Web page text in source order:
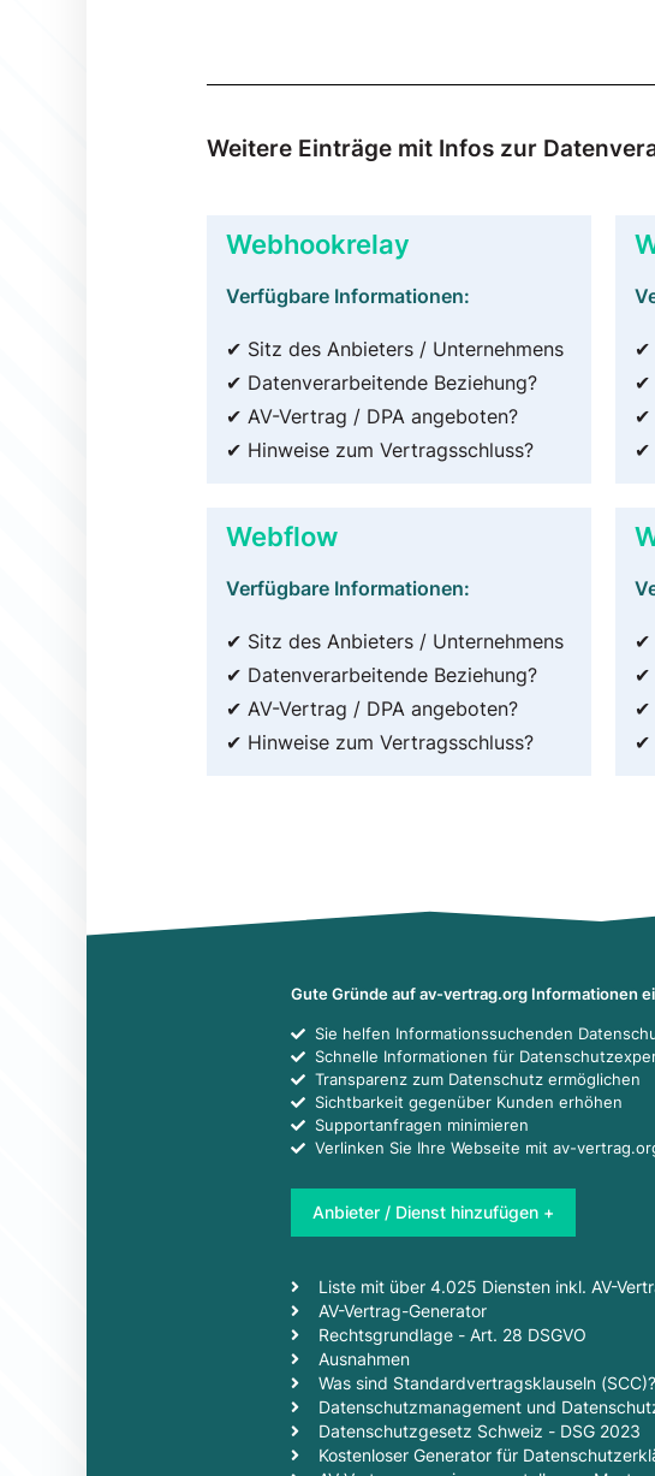
Weitere Einträge mit Infos zur
Webhookrelay
Verfügbare Informationen:
✔ Sitz des Anbieters / Unternehmens
✔ Datenverarbeitende Beziehung?
✔ AV-Vertrag / DPA angeboten?
✔ Hinweise zum Vertragsschluss?
✔
✔
✔
✔
Webflow
Verfügbare Informationen:
✔ Sitz des Anbieters / Unternehmens
✔ Datenverarbeitende Beziehung?
✔ AV-Vertrag / DPA angeboten?
✔ Hinweise zum Vertragsschluss?
✔
✔
✔
✔
Gute Gründe auf av-vertrag.org Informationen
Sie helfen Informationssuchenden
Schnelle Informationen für
Transparenz zum Datenschutz ermöglichen
Sichtbarkeit gegenüber Kunden erhöhen
Supportanfragen minimieren
Verlinken Sie Ihre Webseite mit av-
Anbieter / Dienst hinzufügen +
Liste mit über 4.025 Diensten inkl. AV-
AV-Vertrag-Generator
Rechtsgrundlage - Art. 28 DSGVO
Ausnahmen
Was sind Standardvertragsklauseln (SCC)?
Datenschutzmanagement und
Datenschutzgesetz Schweiz - DSG 2023
Kostenloser Generator für